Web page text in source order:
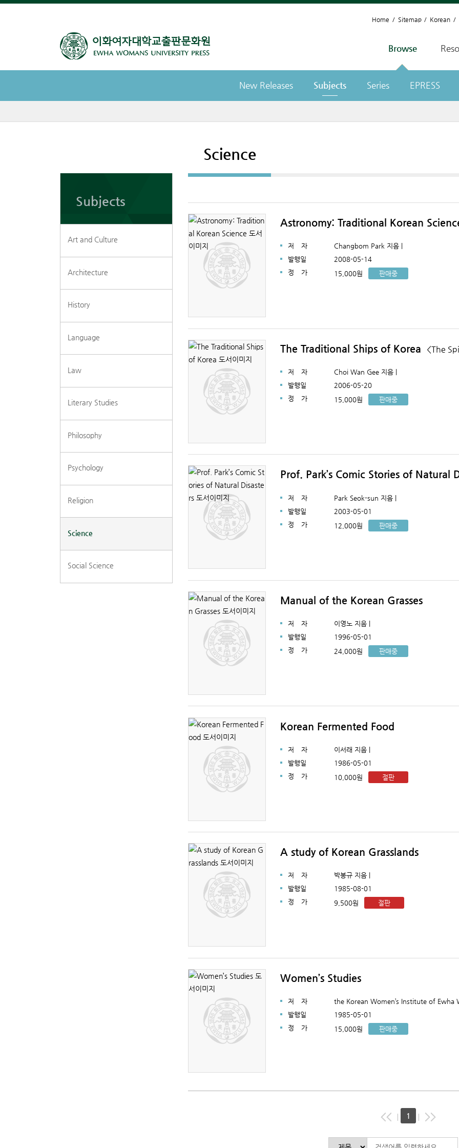
Home Sitemap Korean
Browse
New Releases Subjects Series EPRESS
Subjects
Art and Culture
Architecture
History
Language
Law
Literary Studies
Philosophy
Psychology
Religion
Science
Social Science
Science
Astronomy: Traditional Korean
저 자
Changbom Park 지음 |
발행일
2008-05-14
정
가 15,000원 판매중
The Traditional Ships of Korea <The
저 자
Choi Wan Gee 지음 |
발행일
2006-05-20
정
가 15,000원 판매중
Prof. Park’s Comic Stories of Natural
저 자
Park Seok-sun 지음 |
발행일
2003-05-01
정
가 12,000원 판매중
Manual of the Korean Grasses
저 자
이영노 지음 |
발행일
1996-05-01
정
가 24,000원 판매중
Korean Fermented Food
저 자
이서래 지음 |
발행일
1986-05-01
정
가 10,000원 절판
A study of Korean Grasslands
저 자
박봉규 지음 |
발행일
1985-08-01
정
가 9,500원 절판
Women’s Studies
저 자
the Korean Women’s Institute of Ewha
발행일
1985-05-01
정
가 15,000원 판매중
1